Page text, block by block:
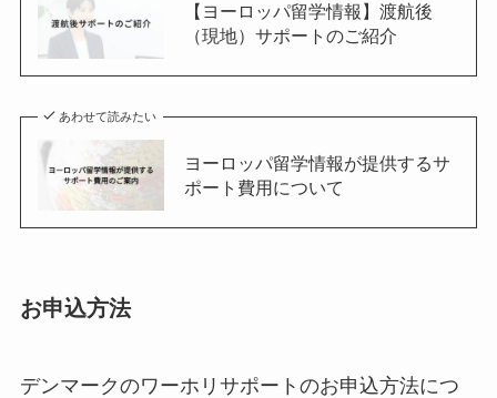
【ヨーロッパ留学情報】渡航後
（現地）サポートのご紹介
あわせて読みたい
ヨーロッパ留学情報が提供するサ
ポート費用について
お申込方法
デンマークのワーホリサポートのお申込方法につ